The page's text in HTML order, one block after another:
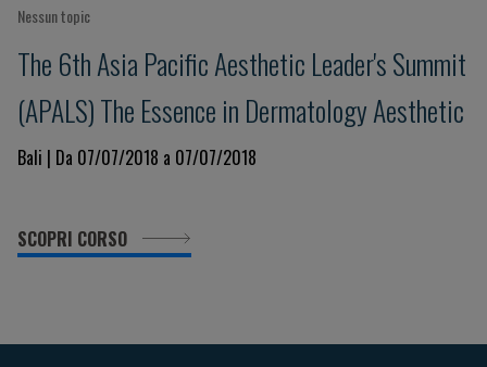
Nessun topic
The 6th Asia Pacific Aesthetic Leader's Summit
(APALS) The Essence in Dermatology Aesthetic
Bali | Da 07/07/2018 a 07/07/2018
SCOPRI CORSO